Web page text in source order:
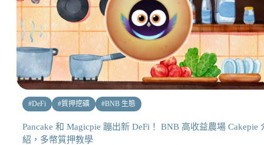
#DeFi #質押挖礦 #BNB 生態
Pancake 和 Magicpie 蹦出新 DeFi！ BNB 高收益農場 Cakepie
紹，多幣質押教學